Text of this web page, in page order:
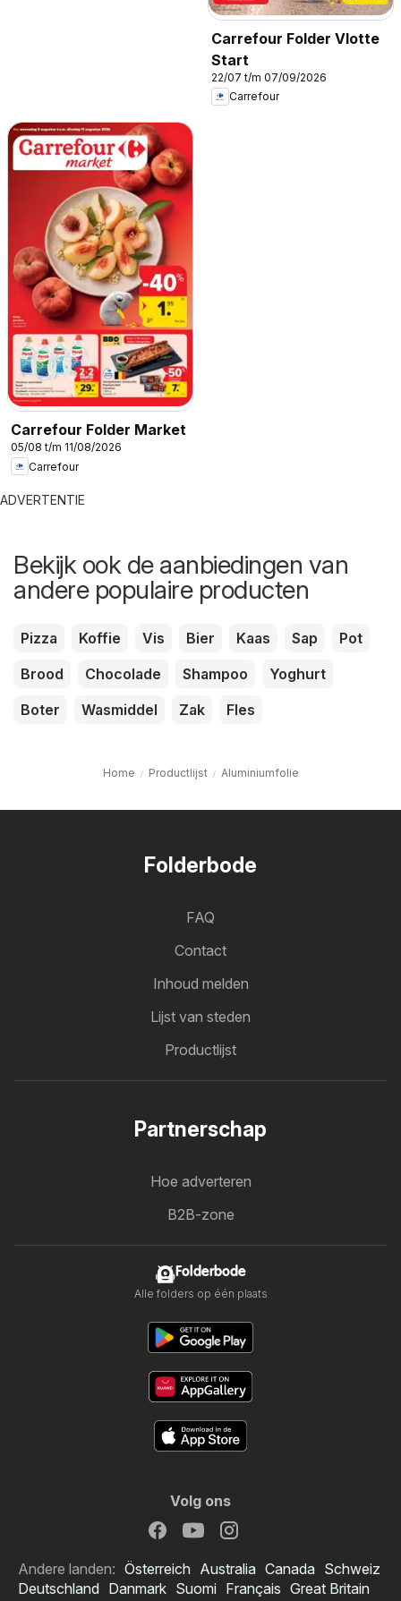
Carrefour Folder Vlotte
Start
22/07 t/m 07/09/2026
Carrefour
Carrefour Folder Market
05/08 t/m 11/08/2026
Carrefour
ADVERTENTIE
Bekijk ook de aanbiedingen van
andere populaire producten
Pizza Koffie Vis Bier Kaas Sap
Pot
Brood
Chocolade Shampoo
Yoghurt
Boter
Wasmiddel Zak Fles
Home Productlijst Aluminiumfolie
Folderbode
FAQ
Contact
Inhoud melden
Lijst van steden
Productlijst
Partnerschap
Hoe adverteren
B2B-zone
Folderbode
Alle folders op één plaats
Volg ons
Andere landen: Österreich Australia Canada Schweiz
Deutschland Danmark Suomi Français Great Britain